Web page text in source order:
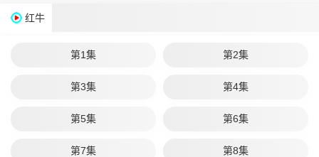
红牛
第1集 第2集
第3集 第4集
第5集 第6集
第7集 第8集